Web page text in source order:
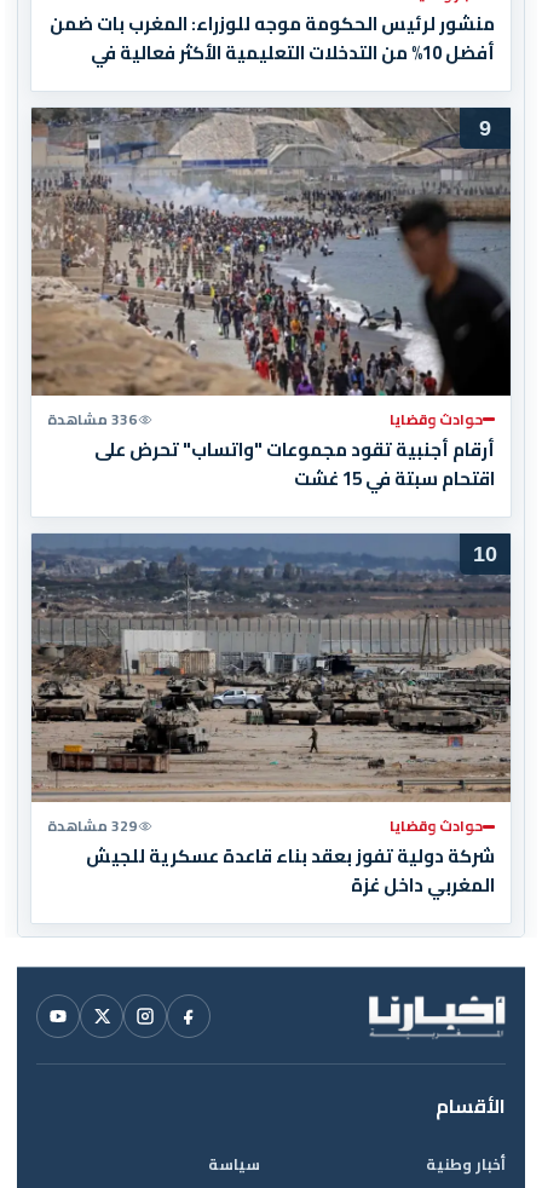
منشور لرئيس الحكومة موجه للوزراء: المغرب بات ضمن
أفضل 10% من التدخلات التعليمية الأكثر فعالية في
العالم
9
حوادث وقضايا 336 مشاهدة
أرقام أجنبية تقود مجموعات "واتساب" تحرض على
اقتحام سبتة في 15 غشت
10
حوادث وقضايا 329 مشاهدة
شركة دولية تفوز بعقد بناء قاعدة عسكرية للجيش
المغربي داخل غزة
الأقسام
أخبار وطنية
سياسة